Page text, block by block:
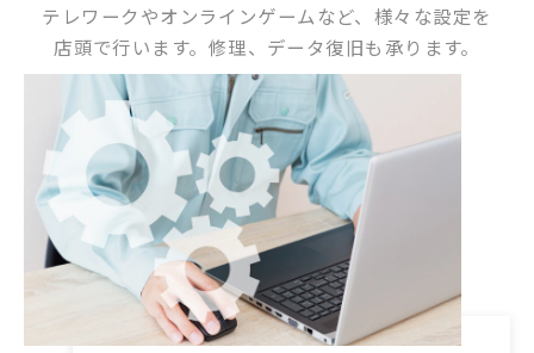
テレワークやオンラインゲームなど、様々な設定を
店頭で行います。修理、データ復旧も承ります。